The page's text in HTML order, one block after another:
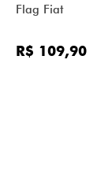
Flag Fiat
R$ 109,90